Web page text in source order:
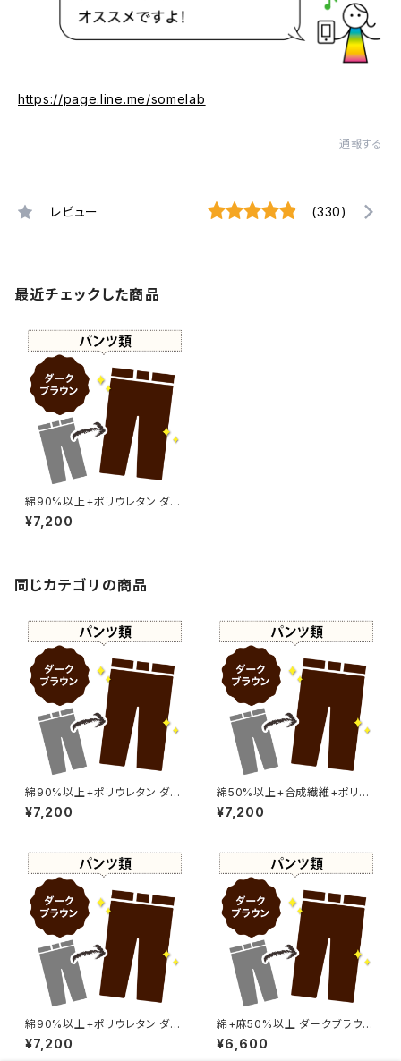
https://page.line.me/somelab
通報する
レビュー (330)
最近チェックした商品
綿90%以上+ポリウレタン ダー
クブラウン染め パンツ 【元色：グ
リーン系 - 色あせあり】 -染め
¥7,200
同じカテゴリの商品
綿90%以上+ポリウレタン ダー
クブラウン染め パンツ 【元色：
ベージュ - 色あせあり】 -染め
¥7,200
綿50%以上+合成繊維+ポリウ
レタン ダークブラウン染め パン
ツ 【元色：ブラウン系 - 強い色
¥7,200
綿90%以上+ポリウレタン ダー
クブラウン染め パンツ 【元色：ブ
ラウン系 - 強い色あせ】 -染め
¥7,200
綿+麻50%以上 ダークブラウン
染め パンツ 【元色：ブラウン系 -
強い色あせ】 -染め直し[こげ茶
¥6,600